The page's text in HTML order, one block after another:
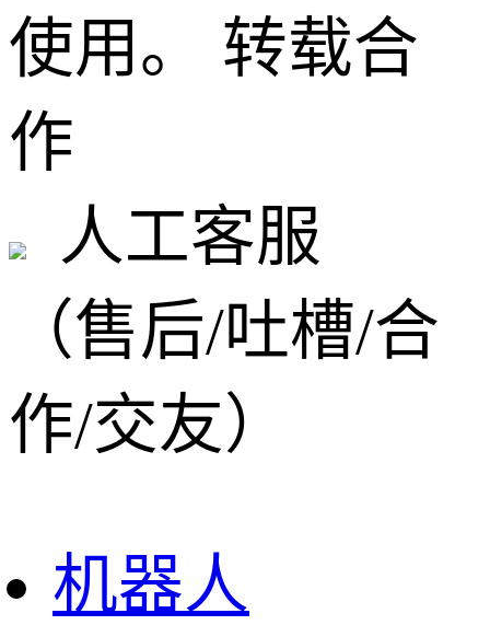
使用。 转载合
作
人工客服
（售后/吐槽/合
作/交友）
机器人